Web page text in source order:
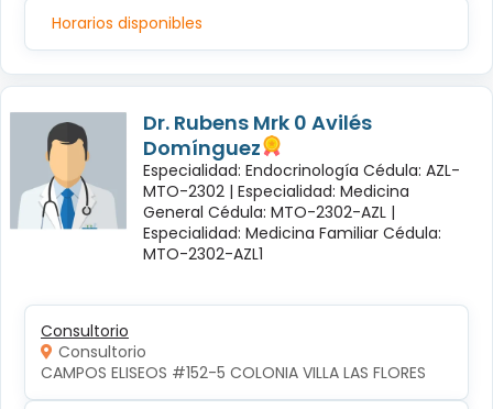
Horarios disponibles
Dr. Rubens Mrk 0 Avilés
Domínguez
Especialidad: Endocrinología Cédula: AZL-
MTO-2302 | Especialidad: Medicina
General Cédula: MTO-2302-AZL |
Especialidad: Medicina Familiar Cédula:
MTO-2302-AZL1
Consultorio
Consultorio
CAMPOS ELISEOS #152-5 COLONIA VILLA LAS FLORES